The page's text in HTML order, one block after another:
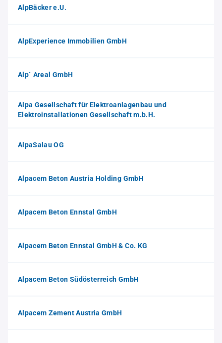
AlpBäcker e.U.
AlpExperience Immobilien GmbH
Alp` Areal GmbH
Alpa Gesellschaft für Elektroanlagenbau und
Elektroinstallationen Gesellschaft m.b.H.
AlpaSalau OG
Alpacem Beton Austria Holding GmbH
Alpacem Beton Ennstal GmbH
Alpacem Beton Ennstal GmbH & Co. KG
Alpacem Beton Südösterreich GmbH
Alpacem Zement Austria GmbH